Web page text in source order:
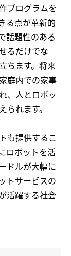
プログラムを
る点が革新的
話題性のある
るだけでな
ちます。将来
庭内での家事
、人とロボッ
られます。
も提供するこ
ロボットを活
ドルが大幅に
トサービスの
活躍する社会